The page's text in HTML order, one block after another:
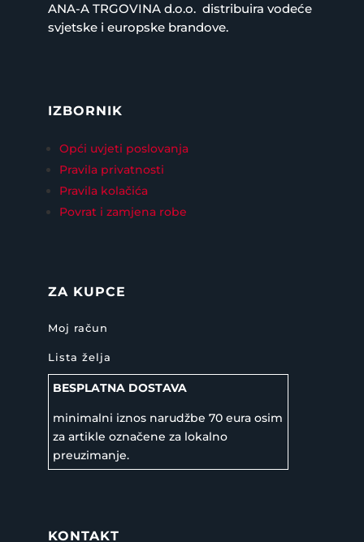
ANA-A TRGOVINA d.o.o. distribuira vodeće
svjetske i europske brandove.
IZBORNIK
Opći uvjeti poslovanja
Pravila privatnosti
Pravila kolačića
Povrat i zamjena robe
ZA KUPCE
Moj račun
Lista želja
BESPLATNA DOSTAVA
minimalni iznos narudžbe 70 eura osim
za artikle označene za lokalno
preuzimanje.
KONTAKT